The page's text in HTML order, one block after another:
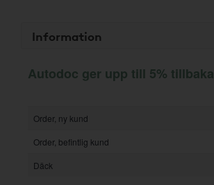
Information
Autodoc ger upp till 5% tillbaka
Order, ny kund
Order, befintlig kund
Däck